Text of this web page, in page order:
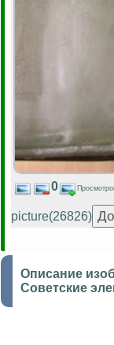
0
picture(26826)
Описание
Советские